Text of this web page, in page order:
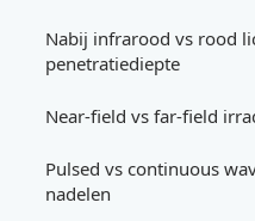
Nabij infrarood vs rood
penetratiediepte
Near-field vs far-field
Pulsed vs continuous
nadelen